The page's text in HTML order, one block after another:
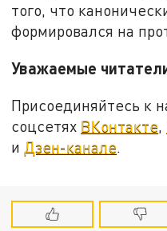
того, что
формировался на
Уважаемые
Присоединяйтесь к
соцсетях ВКонтакте
и Дзен-канале